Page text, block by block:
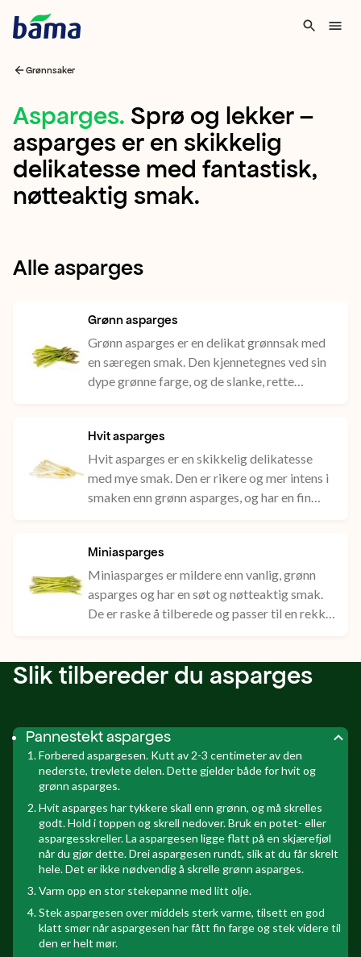
Grønnsaker
Asparges
Sprø
og
lekker
er
skikkelig
delikatesse
nøtteaktig
smak.
Asparges. Sprø og lekker –
asparges er en skikkelig
delikatesse med fantastisk,
nøtteaktig smak.
Alle asparges
Grønn asparges
Grønn asparges er en delikat grønnsak med
en særegen smak. Den kjennetegnes ved sin
dype grønne farge, og de slanke, rette
Hvit asparges
Hvit asparges er en skikkelig delikatesse
med mye smak. Den er rikere og mer intens i
smaken enn grønn asparges, og har en fin
Miniasparges
Miniasparges er mildere enn vanlig, grønn
asparges og har en søt og nøtteaktig smak.
De er raske å tilberede og passer til en rekke
Slik tilbereder du asparges
Pannestekt asparges
Forbered aspargesen. Kutt av 2-3 centimeter av den
nederste, trevlete delen. Dette gjelder både for hvit og
grønn asparges.
Hvit asparges har tykkere skall enn grønn, og må skrelles
godt. Hold i toppen og skrell nedover. Bruk en potet- eller
aspargesskreller. La aspargesen ligge flatt på en skjærefjøl
når du gjør dette. Drei aspargesen rundt, slik at du får skrelt
hele. Det er ikke nødvendig å skrelle grønn asparges.
Varm opp en stor stekepanne med litt olje.
Stek aspargesen over middels sterk varme, tilsett en god
klatt smør når aspargesen har fått fin farge og stek videre til
den er helt mør.